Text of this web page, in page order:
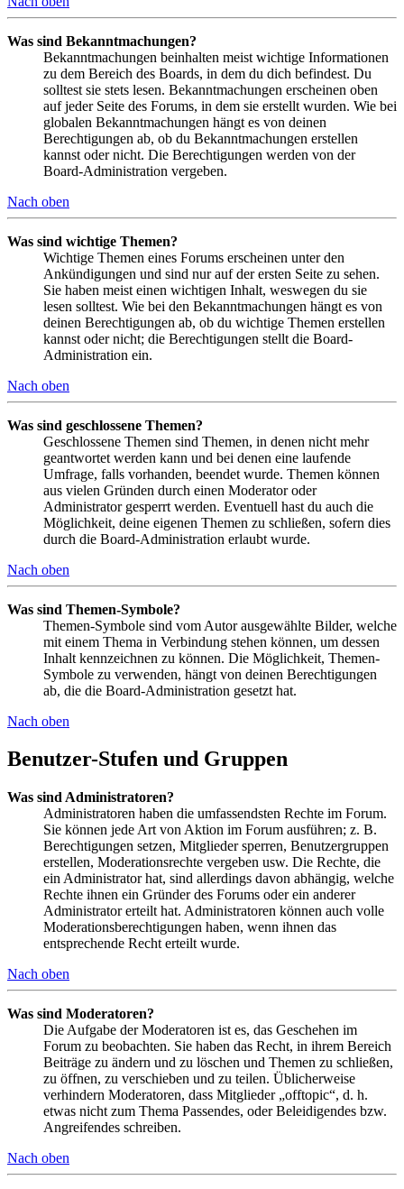
Was sind Bekanntmachungen?
Bekanntmachungen beinhalten meist wichtige Informationen
zu dem Bereich des Boards, in dem du dich befindest. Du
solltest sie stets lesen. Bekanntmachungen erscheinen oben
auf jeder Seite des Forums, in dem sie erstellt wurden. Wie bei
globalen Bekanntmachungen hängt es von deinen
Berechtigungen ab, ob du Bekanntmachungen erstellen
kannst oder nicht. Die Berechtigungen werden von der
Board-Administration vergeben.
Nach oben
Was sind wichtige Themen?
Wichtige Themen eines Forums erscheinen unter den
Ankündigungen und sind nur auf der ersten Seite zu sehen.
Sie haben meist einen wichtigen Inhalt, weswegen du sie
lesen solltest. Wie bei den Bekanntmachungen hängt es von
deinen Berechtigungen ab, ob du wichtige Themen erstellen
kannst oder nicht; die Berechtigungen stellt die Board-
Administration ein.
Nach oben
Was sind geschlossene Themen?
Geschlossene Themen sind Themen, in denen nicht mehr
geantwortet werden kann und bei denen eine laufende
Umfrage, falls vorhanden, beendet wurde. Themen können
aus vielen Gründen durch einen Moderator oder
Administrator gesperrt werden. Eventuell hast du auch die
Möglichkeit, deine eigenen Themen zu schließen, sofern dies
durch die Board-Administration erlaubt wurde.
Nach oben
Was sind Themen-Symbole?
Themen-Symbole sind vom Autor ausgewählte Bilder, welche
mit einem Thema in Verbindung stehen können, um dessen
Inhalt kennzeichnen zu können. Die Möglichkeit, Themen-
Symbole zu verwenden, hängt von deinen Berechtigungen
ab, die die Board-Administration gesetzt hat.
Nach oben
Benutzer-Stufen und Gruppen
Was sind Administratoren?
Administratoren haben die umfassendsten Rechte im Forum.
Sie können jede Art von Aktion im Forum ausführen; z. B.
Berechtigungen setzen, Mitglieder sperren, Benutzergruppen
erstellen, Moderationsrechte vergeben usw. Die Rechte, die
ein Administrator hat, sind allerdings davon abhängig, welche
Rechte ihnen ein Gründer des Forums oder ein anderer
Administrator erteilt hat. Administratoren können auch volle
Moderationsberechtigungen haben, wenn ihnen das
entsprechende Recht erteilt wurde.
Nach oben
Was sind Moderatoren?
Die Aufgabe der Moderatoren ist es, das Geschehen im
Forum zu beobachten. Sie haben das Recht, in ihrem Bereich
Beiträge zu ändern und zu löschen und Themen zu schließen,
zu öffnen, zu verschieben und zu teilen. Üblicherweise
verhindern Moderatoren, dass Mitglieder „offtopic“, d. h.
etwas nicht zum Thema Passendes, oder Beleidigendes bzw.
Angreifendes schreiben.
Nach oben